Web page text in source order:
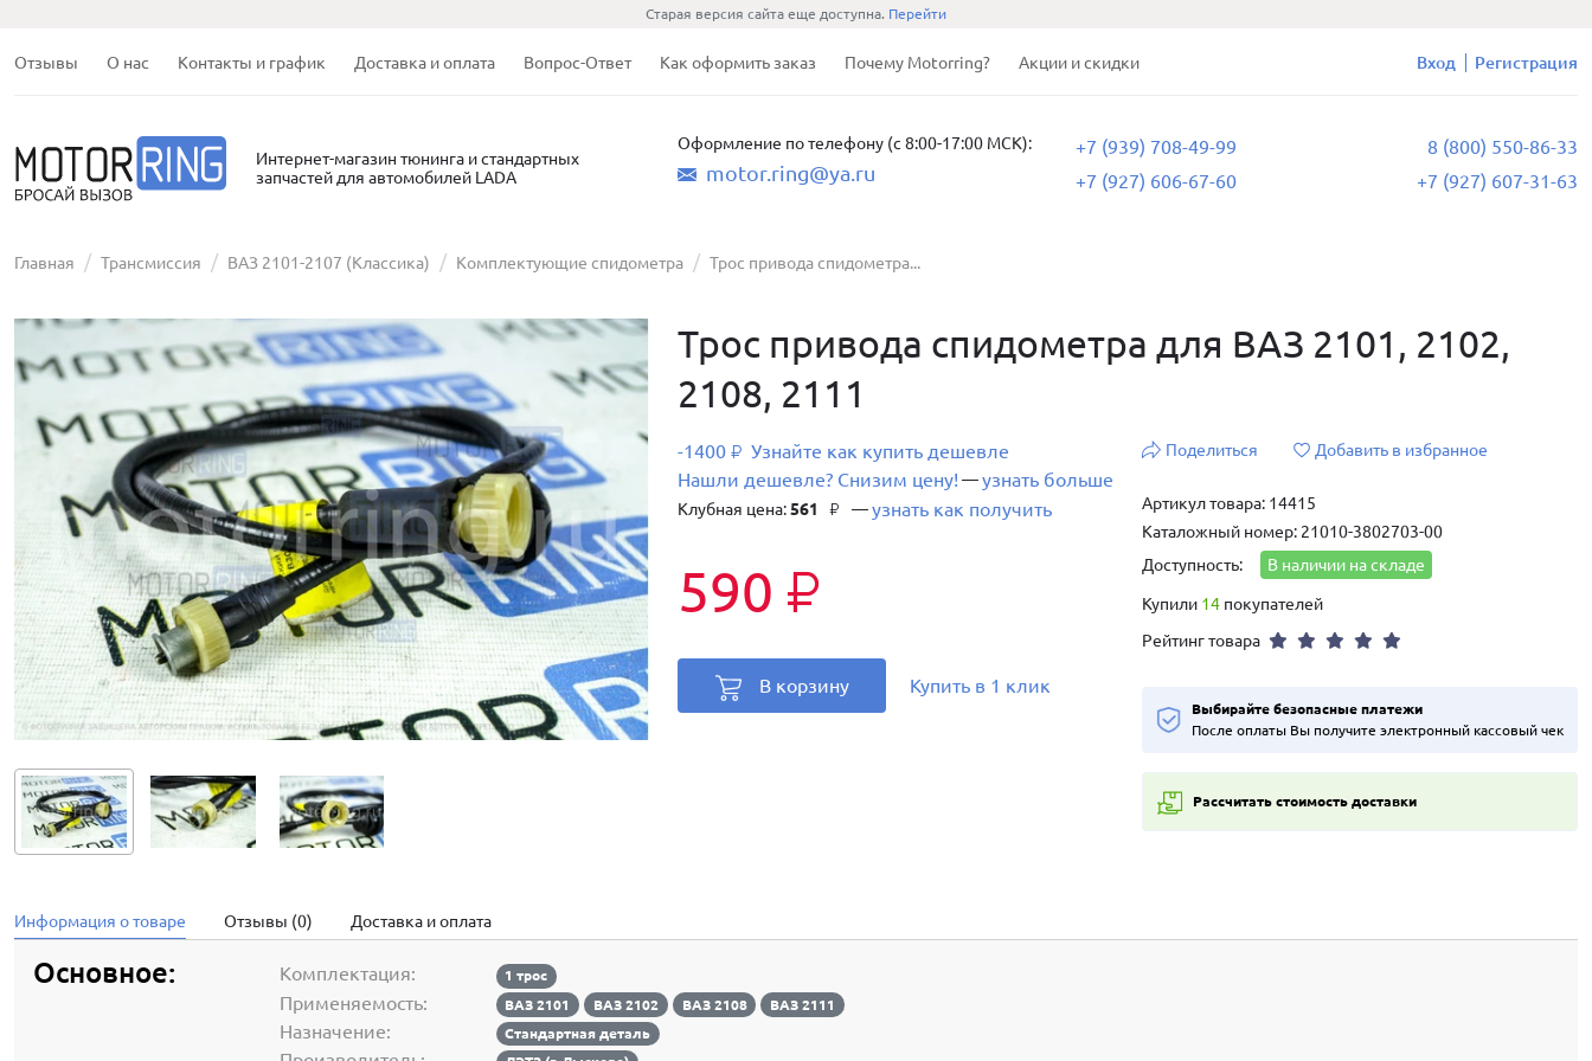
Старая версия сайта еще доступна. Перейти
Отзывы О нас Контакты и график Доставка и оплата Вопрос-Ответ Как оформить заказ Почему Motorring? Акции и скидки Вход Регистрация
Интернет-магазин тюнинга и стандартных
запчастей для автомобилей LADA
Оформление по телефону (с 8:00-17:00 МСК):
motor.ring@ya.ru
+7 (939) 708-49-99
+7 (927) 606-67-60
8 (800) 550-86-33
+7 (927) 607-31-63
Главная Трансмиссия ВАЗ 2101-2107 (Классика) Комплектующие спидометра Трос привода спидометра...
Трос привода спидометра для ВАЗ 2101, 2102,
2108, 2111
-1400 ₽ Узнайте как купить дешевле
Нашли дешевле? Снизим цену! —узнать больше
Клубная цена:561 ₽ —узнать как получить
590 ₽
В корзину Купить в 1 клик
Поделиться Добавить в избранное
Артикул товара: 14415
Каталожный номер: 21010-3802703-00
Доступность:
В наличии на складе
Купили 14 покупателей
Рейтинг товара
Выбирайте безопасные платежи
После оплаты Вы получите электронный кассовый чек
Рассчитать стоимость доставки
Информация о товаре Отзывы (0) Доставка и оплата
Основное: Комплектация: 1 трос
Применяемость: ВАЗ 2101 ВАЗ 2102 ВАЗ 2108 ВАЗ 2111
Назначение: Стандартная деталь